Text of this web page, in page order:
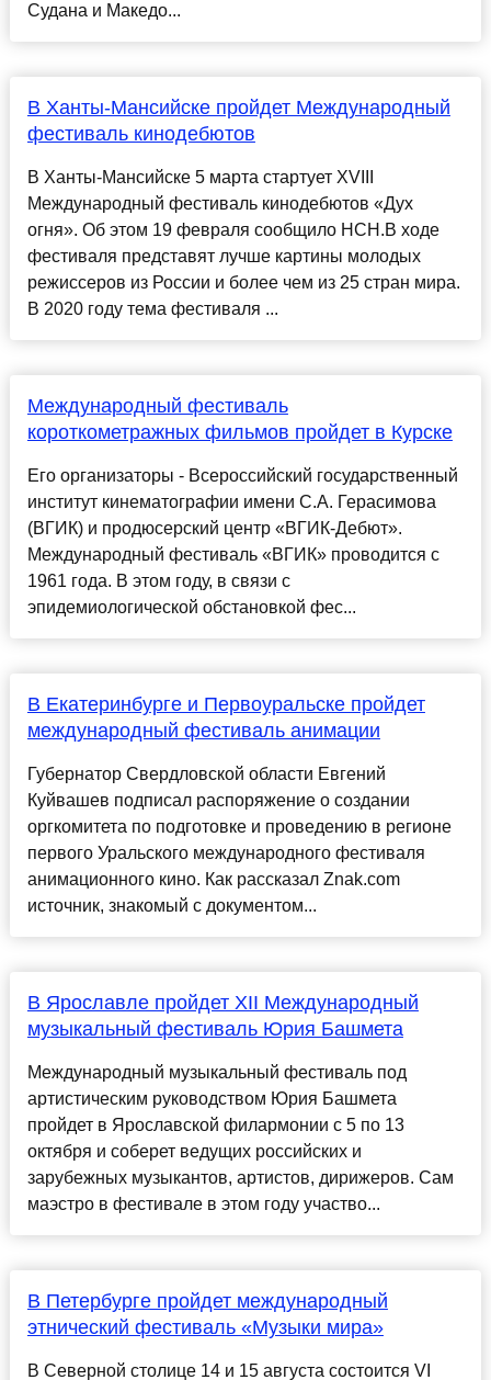
Судана и Македо...
В Ханты-Мансийске пройдет Международный
фестиваль кинодебютов
В Ханты-Мансийске 5 марта стартует XVIII
Международный фестиваль кинодебютов «Дух
огня». Об этом 19 февраля сообщило НСН.В ходе
фестиваля представят лучше картины молодых
режиссеров из России и более чем из 25 стран мира.
В 2020 году тема фестиваля ...
Международный фестиваль
короткометражных фильмов пройдет в Курске
Его организаторы - Всероссийский государственный
институт кинематографии имени С.А. Герасимова
(ВГИК) и продюсерский центр «ВГИК-Дебют».
Международный фестиваль «ВГИК» проводится с
1961 года. В этом году, в связи с
эпидемиологической обстановкой фес...
В Екатеринбурге и Первоуральске пройдет
международный фестиваль анимации
Губернатор Свердловской области Евгений
Куйвашев подписал распоряжение о создании
оргкомитета по подготовке и проведению в регионе
первого Уральского международного фестиваля
анимационного кино. Как рассказал Znak.com
источник, знакомый с документом...
В Ярославле пройдет XII Международный
музыкальный фестиваль Юрия Башмета
Международный музыкальный фестиваль под
артистическим руководством Юрия Башмета
пройдет в Ярославской филармонии с 5 по 13
октября и соберет ведущих российских и
зарубежных музыкантов, артистов, дирижеров. Сам
маэстро в фестивале в этом году участво...
В Петербурге пройдет международный
этнический фестиваль «Музыки мира»
В Северной столице 14 и 15 августа состоится VI